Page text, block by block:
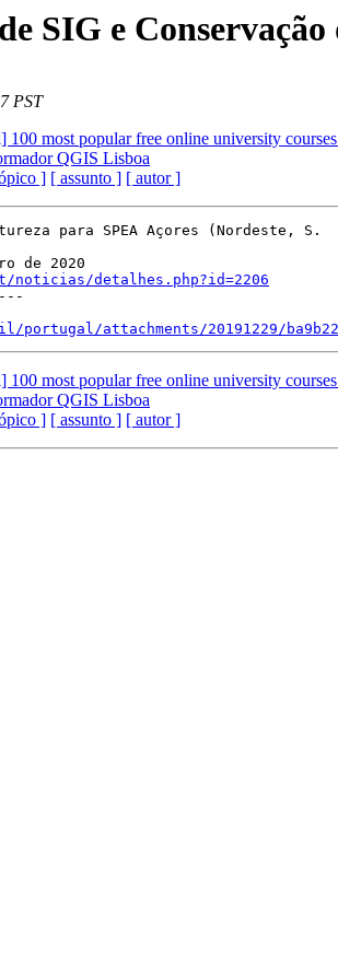
SIG e
PST
100 most popular free online university
QGIS Lisboa
] [ assunto ] [ autor ]
para SPEA Açores (Nordeste, S.
de 2020
noticias/detalhes.php?id=2206
attachments/20191229/
100 most popular free online university
QGIS Lisboa
] [ assunto ] [ autor ]